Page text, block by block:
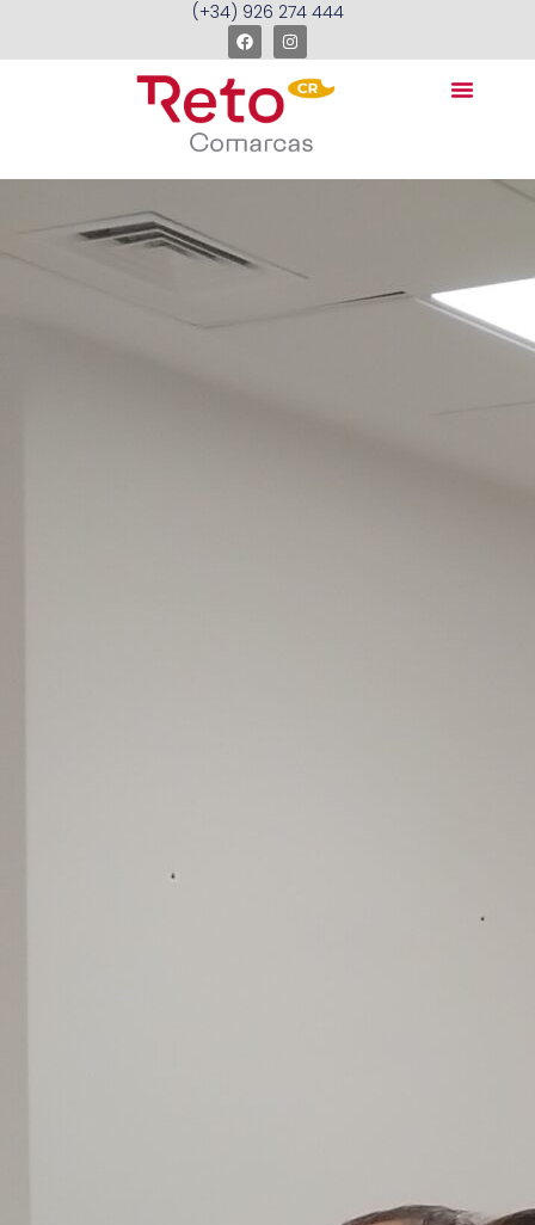
(+34) 926 274 444